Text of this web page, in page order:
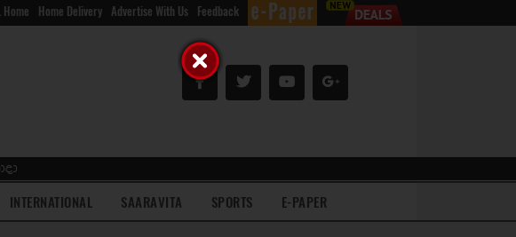
Home Home Delivery Advertise With Us Feedback
INTERNATIONAL SAARAVITA SPORTS E-PAPER